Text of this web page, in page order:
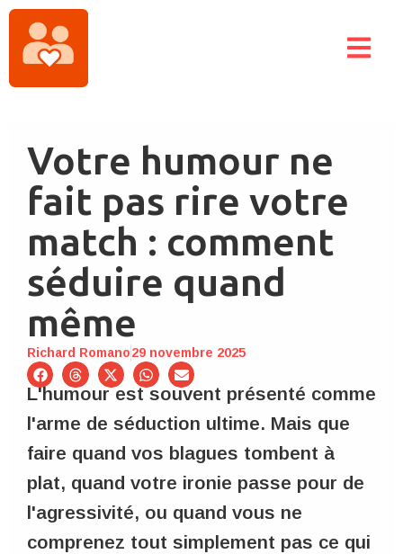
Votre humour ne
fait pas rire votre
match : comment
séduire quand
même
Richard Romano29 novembre 2025
L'humour est souvent présenté comme
l'arme de séduction ultime. Mais que
faire quand vos blagues tombent à
plat, quand votre ironie passe pour de
l'agressivité, ou quand vous ne
comprenez tout simplement pas ce qui